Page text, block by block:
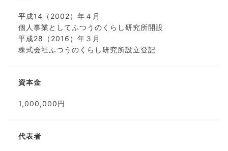
平成14（2002）年４月
個人事業としてふつうのくらし研究所開設
平成28（2016）年３月
株式会社ふつうのくらし研究所設立登記
資本金
1,000,000円
代表者